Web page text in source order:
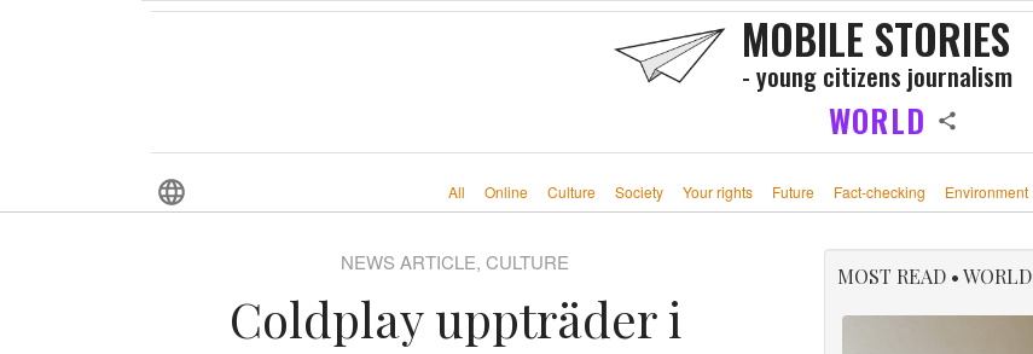
MOBILE STORIES
- young citizens journalism
WORLD
All Online Culture Society Your rights Future Fact-checking Environment
NEWS ARTICLE, CULTURE
Coldplay uppträder i
MOST READ • WORLD